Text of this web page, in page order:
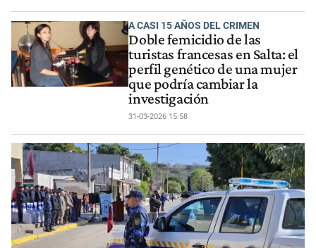
A CASI 15 AÑOS DEL CRIMEN
Doble femicidio de las
turistas francesas en Salta: el
perfil genético de una mujer
que podría cambiar la
investigación
31-03-2026 15:58